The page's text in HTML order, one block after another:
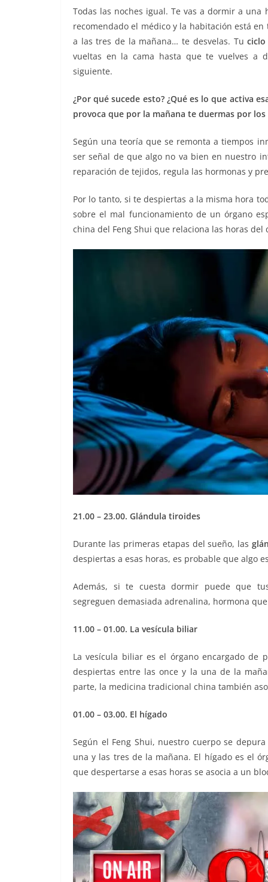
o
k
p er
Todas las noches igual. Te vas a dormir a
recomendado el médico y la habitación está
a las tres de la mañana… te desvelas. Tu
vueltas en la cama hasta que te vuelves a
siguiente.
¿Por qué sucede esto? ¿Qué es lo que activa
provoca que por la mañana te duermas por los
Según una teoría que se remonta a tiempos
ser señal de que algo no va bien en nuestro
reparación de tejidos, regula las hormonas y
Por lo tanto, si te despiertas a la misma hora
sobre el mal funcionamiento de un órgano
china del Feng Shui que relaciona las horas
21.00 – 23.00. Glándula tiroides
Durante las primeras etapas del sueño, las
despiertas a esas horas, es probable que algo
Además, si te cuesta dormir puede que
segreguen demasiada adrenalina, hormona
11.00 – 01.00. La vesícula biliar
La vesícula biliar es el órgano encargado de
despiertas entre las once y la una de la
parte, la medicina tradicional china también
01.00 – 03.00. El hígado
Según el Feng Shui, nuestro cuerpo se
una y las tres de la mañana. El hígado es el
que despertarse a esas horas se asocia a un